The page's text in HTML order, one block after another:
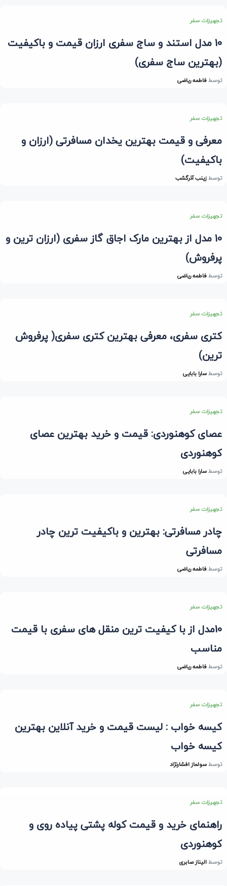
تجهیزات سفر
10 مدل استند و ساج سفری ارزان قیمت و باکیفیت
(بهترین ساج سفری)
توسطفاطمه ریاضی
تجهیزات سفر
معرفی و قیمت بهترین یخدان مسافرتی (ارزان و
باکیفیت)
توسطزینب آذرگشب
تجهیزات سفر
10 مدل از بهترین مارک اجاق گاز سفری (ارزان ترین و
پرفروش)
توسطفاطمه ریاضی
تجهیزات سفر
کتری سفری، معرفی بهترین کتری سفری( پرفروش
ترین)
توسطسارا بابایی
تجهیزات سفر
عصای کوهنوردی: قیمت و خرید بهترین عصای
کوهنوردی
توسطسارا بابایی
تجهیزات سفر
چادر مسافرتی: بهترین و باکیفیت ترین چادر
مسافرتی
توسطفاطمه ریاضی
تجهیزات سفر
10مدل از با کیفیت ترین منقل های سفری با قیمت
مناسب
توسطفاطمه ریاضی
تجهیزات سفر
کیسه خواب : لیست قیمت و خرید آنلاین بهترین
کیسه خواب
توسطسولماز افشارنژاد
تجهیزات سفر
راهنمای خرید و قیمت کوله پشتی پیاده روی و
کوهنوردی
توسطالیناز صابری